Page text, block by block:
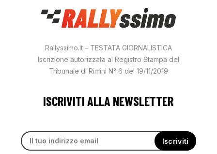
Rallyssimo.it – TESTATA GIORNALISTICA
Iscrizione autorizzata al Registro Stampa del
Tribunale di Rimini N° 6 del 19/11/2019
ISCRIVITI ALLA NEWSLETTER